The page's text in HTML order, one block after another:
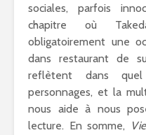
sociales, parfois
chapitre où
obligatoirement une
dans restaurant de
reflètent dans
personnages, et la
nous aide à nous
lecture. En somme,